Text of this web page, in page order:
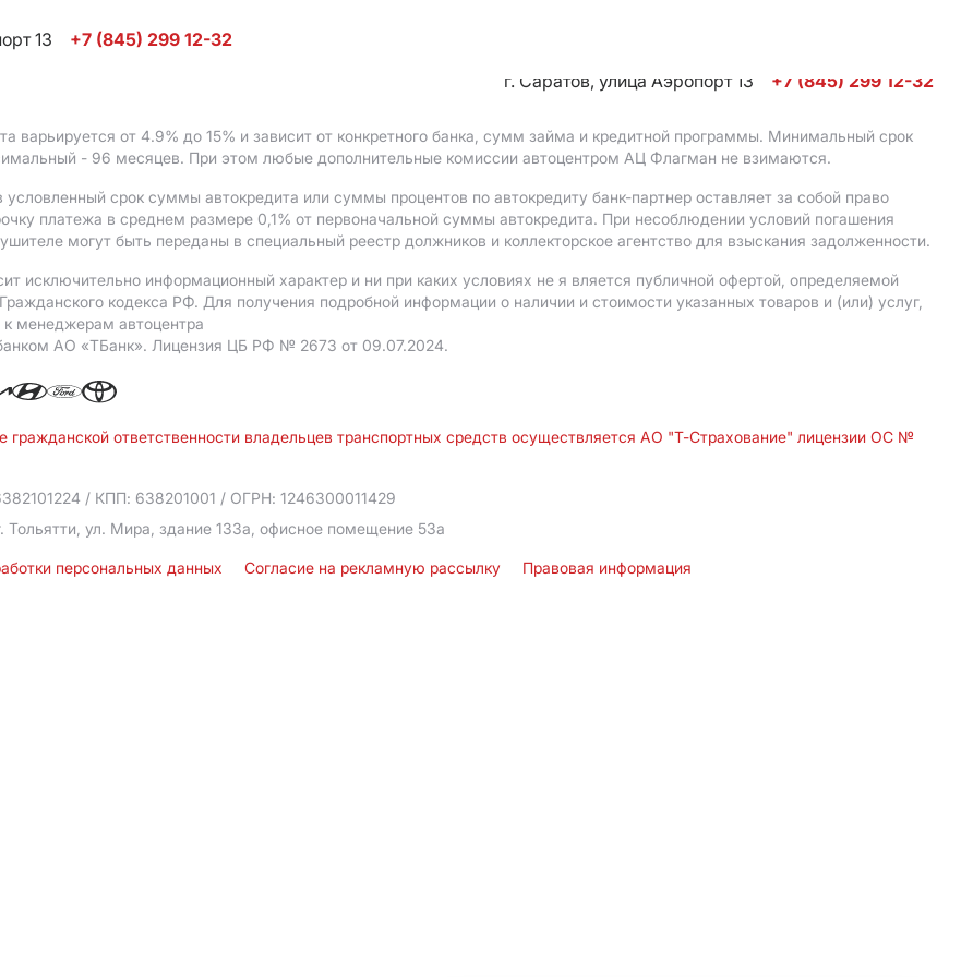
13
+7 (845) 299 12-32
г. Саратов, улица Аэропорт 13
+7 (845) 299 12-32
варьируется от 4.9% до 15% и зависит от конкретного банка, сумм займа и кредитной программы. Минимальный срок
- 96 месяцев. При этом любые дополнительные комиссии автоцентром АЦ Флагман не взимаются.
срок суммы автокредита или суммы процентов по автокредиту банк-партнер оставляет за собой право
платежа в среднем размере 0,1% от первоначальной суммы автокредита. При несоблюдении условий погашения
могут быть переданы в специальный реестр должников и коллекторское агентство для взыскания задолженности.
исключительно информационный характер и ни при каких условиях не я вляется публичной офертой, определяемой
кодекса РФ. Для получения подробной информации о наличии и стоимости указанных товаров и (или) услуг,
менеджерам автоцентра
АO «ТБанк». Лицензия ЦБ РФ № 2673 от 09.07.2024.
гражданской ответственности владельцев транспортных средств осуществляется АО "Т-Страхование" лицензии ОС №
/ КПП: 638201001 / ОГРН: 1246300011429
Тольятти, ул. Мира, здание 133а, офисное помещение 53а
персональных данных Согласие на рекламную рассылку Правовая информация